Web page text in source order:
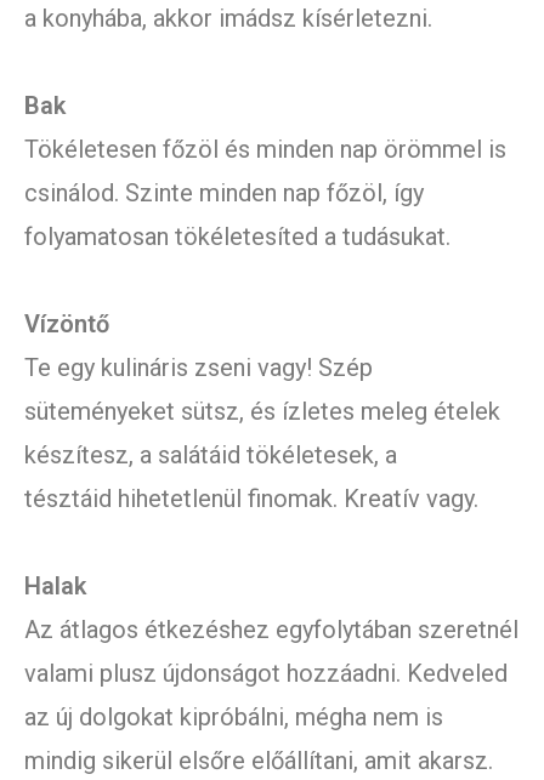
a konyhába, akkor imádsz kísérletezni.
Bak
Tökéletesen főzöl és minden nap örömmel is
csinálod. Szinte minden nap főzöl, így
folyamatosan tökéletesíted a tudásukat.
Vízöntő
Te egy kulináris zseni vagy! Szép
süteményeket sütsz, és ízletes meleg ételek
készítesz, a salátáid tökéletesek, a
tésztáid hihetetlenül finomak. Kreatív vagy.
Halak
Az átlagos étkezéshez egyfolytában szeretnél
valami plusz újdonságot hozzáadni. Kedveled
az új dolgokat kipróbálni, mégha nem is
mindig sikerül elsőre előállítani, amit akarsz.